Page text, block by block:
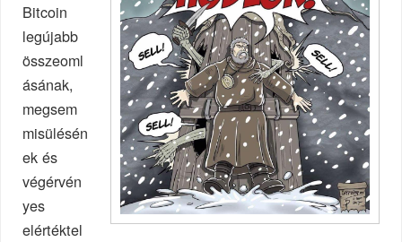
Bitcoin
legújabb
összeoml
ásának,
megsem
misülésén
ek és
végérvén
yes
elértéktel